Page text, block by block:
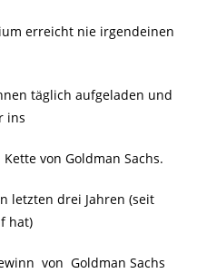
erreicht nie irgendeinen
täglich aufgeladen und
ins
von Goldman Sachs.
letzten drei Jahren (seit
hat)
von Goldman Sachs